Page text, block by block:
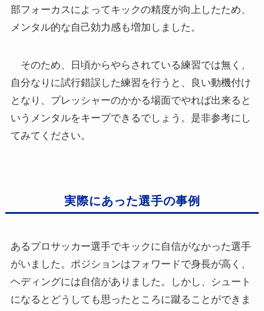
部フォーカスによってキックの精度が向上したため、
メンタル的な自己効力感も増加しました。
そのため、日頃からやらされている練習では無く、
自分なりに試行錯誤した練習を行うと、良い動機付け
となり、プレッシャーのかかる場面でやれば出来ると
いうメンタルをキープできるでしょう。是非参考にし
てみてください。
実際にあった選手の事例
あるプロサッカー選手でキックに自信がなかった選手
がいました。ポジションはフォワードで身長が高く、
ヘディングには自信がありました。しかし、シュート
になるとどうしても思ったところに蹴ることができま